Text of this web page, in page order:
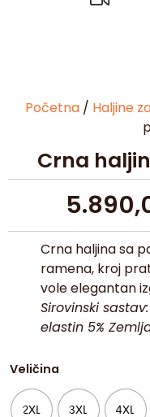
Početna/ Haljine
Crna
Crna haljina sa
ramena, kroj
vole elegantan
Sirovinski
elastin 5%
Veličina
2XL 3XL 4XL